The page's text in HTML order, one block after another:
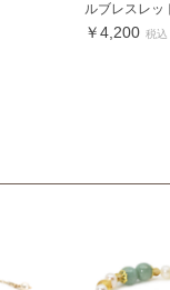
ルブレスレッ
￥4,200 税込